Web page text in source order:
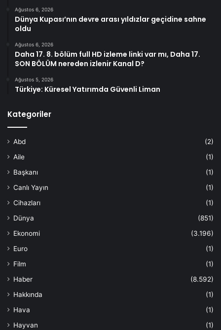
Ağustos 6, 2026
Dünya Kupası’nın devre arası yıldızlar geçidine sahne
oldu
Ağustos 6, 2026
Daha 17. 8. bölüm full HD izleme linki var mı, Daha 17.
SON BÖLÜM nereden izlenir Kanal D?
Ağustos 5, 2026
Türkiye: Küresel Yatırımda Güvenli Liman
Kategoriler
Abd
(2)
Aile
(1)
Başkanı
(1)
Canlı Yayın
(1)
Cihazları
(1)
Dünya
(851)
Ekonomi
(3.196)
Euro
(1)
Film
(1)
Haber
(8.592)
Hakkında
(1)
Hava
(1)
Hayvan
(1)